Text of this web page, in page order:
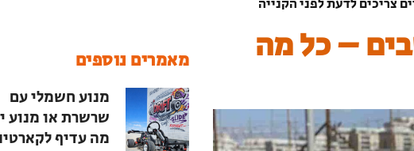
ממונע לילדים 2 מושבים – כל מה מאמרים נוספים
מנוע חשמלי עם
שרשרת או מנוע
מה עדיף